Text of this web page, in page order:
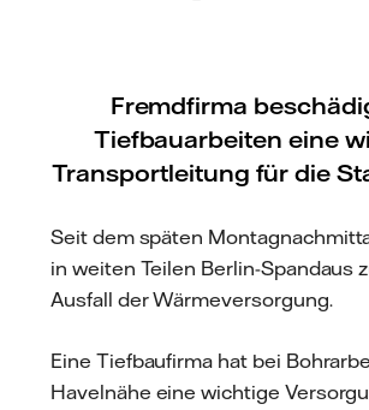
Fremdfirma
Tiefbauarbeiten eine
Transportleitung für die
Seit dem späten
in weiten Teilen Berlin-Spandaus
Ausfall der Wärmeversorgung.
Eine Tiefbaufirma hat bei
Havelnähe eine wichtige